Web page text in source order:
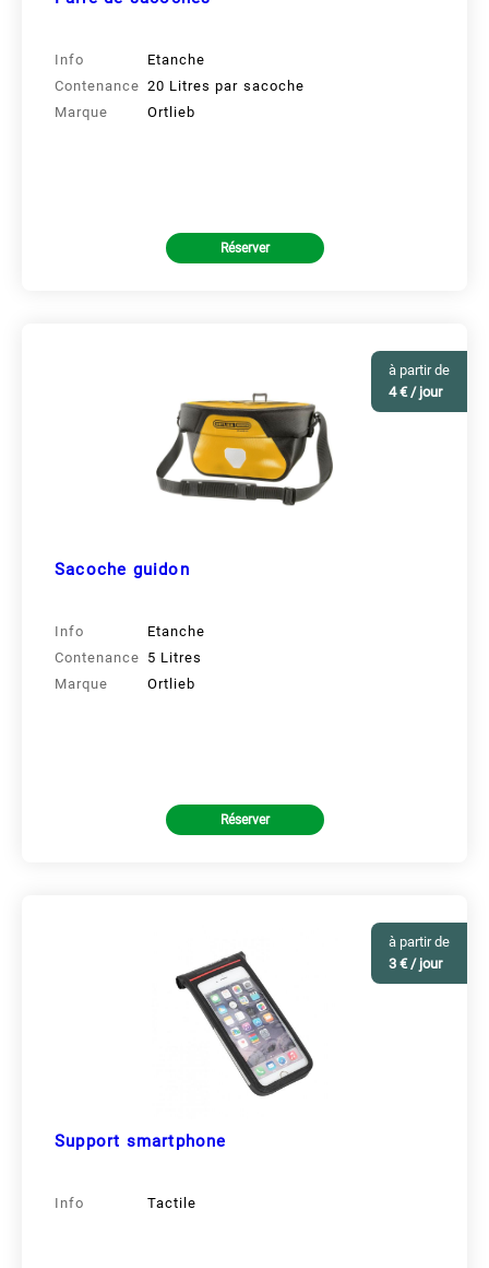
Info
Etanche
Contenance 20 Litres par sacoche
Marque
Ortlieb
Réserver
à partir de
4 € / jour
Sacoche guidon
Info
Etanche
Contenance 5 Litres
Marque
Ortlieb
Réserver
à partir de
3 € / jour
Support smartphone
Info Tactile